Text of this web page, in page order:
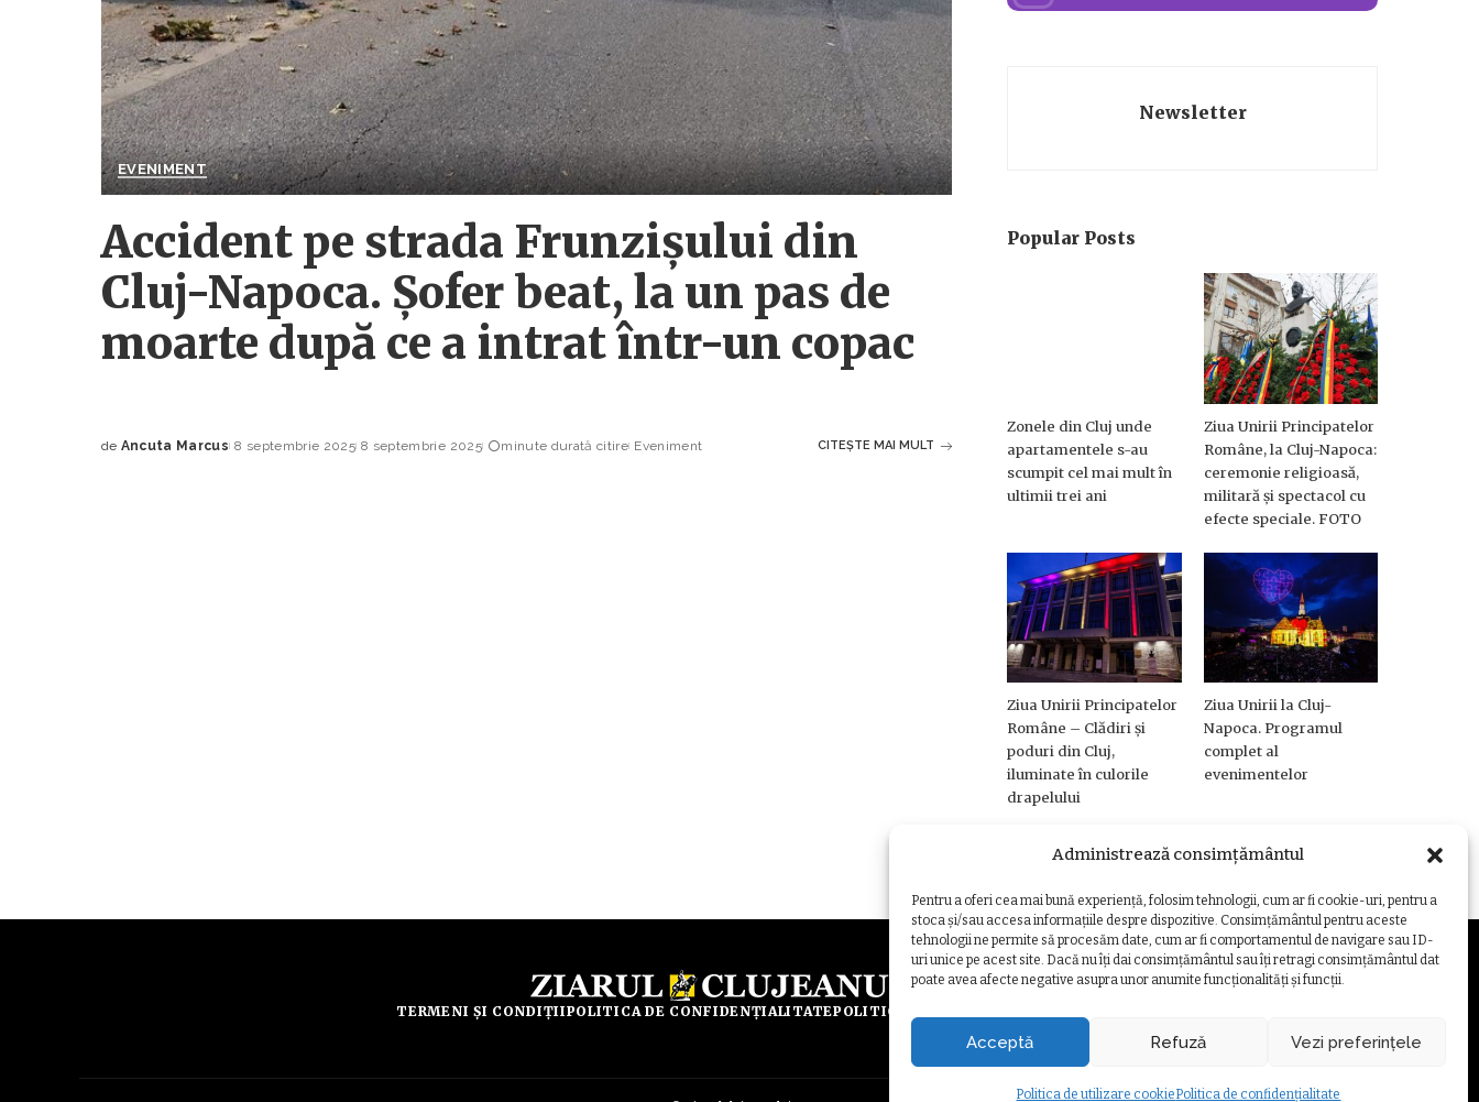
Administrează consimțământul
Pentru a oferi cea mai bună experiență, folosim tehnologii, cum ar fi cookie-uri, pentru a
stoca și/sau accesa informațiile despre dispozitive. Consimțământul pentru aceste
tehnologii ne permite să procesăm date, cum ar fi comportamentul de navigare sau ID-
uri unice pe acest site. Dacă nu îți dai consimțământul sau îți retragi consimțământul dat
poate avea afecte negative asupra unor anumite funcționalități și funcții.
Acceptă Refuză Vezi preferințele
Politica de utilizare cookiePolitica de confidențialitate
EVENIMENT
Accident pe strada Frunzișului din
Cluj-Napoca. Șofer beat, la un pas de
moarte după ce a intrat într-un copac
de Ancuta Marcus 8 septembrie 2025 8 septembrie 2025 minute durată citire Eveniment CITEȘTE MAI MULT
Newsletter
Popular Posts
Zonele din Cluj unde
apartamentele s-au
scumpit cel mai mult în
ultimii trei ani
Ziua Unirii Principatelor
Române, la Cluj-Napoca:
ceremonie religioasă,
militară și spectacol cu
efecte speciale. FOTO
Ziua Unirii Principatelor
Române – Clădiri și
poduri din Cluj,
iluminate în culorile
drapelului
Ziua Unirii la Cluj-
Napoca. Programul
complet al
evenimentelor
TERMENI ȘI CONDIȚIIPOLITICA DE CONFIDENȚIALITATEPOLITICA DE UTILIZARE COOKIE